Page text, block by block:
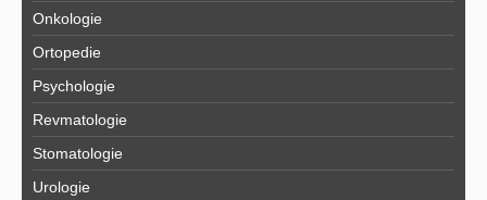
Onkologie
Ortopedie
Psychologie
Revmatologie
Stomatologie
Urologie